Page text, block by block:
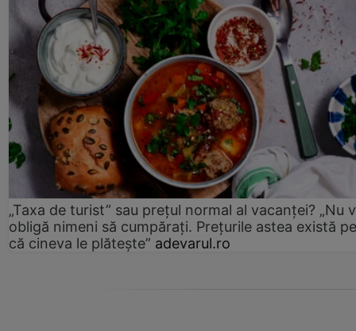
„Taxa de turist” sau prețul normal al vacanței? „Nu
obligă nimeni să cumpărați. Prețurile astea există
că cineva le plătește” adevarul.ro